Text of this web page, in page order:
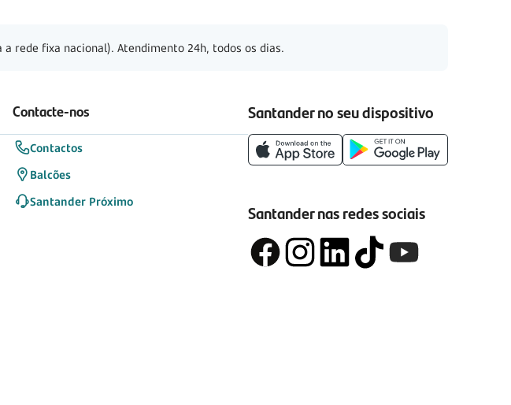
rede fixa nacional). Atendimento 24h, todos os dias.
Contacte-nos
Contactos
Balcões
Santander Próximo
Santander no seu dispositivo
Santander nas redes sociais